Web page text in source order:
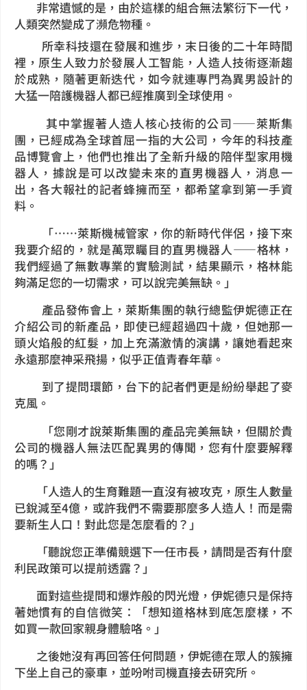
非常遺憾的是，由於這樣的組合無法繁衍下一代，
人類突然變成了瀕危物種。
所幸科技還在發展和進步，末日後的二十年時間
裡，原生人致力於發展人工智能，人造人技術逐漸趨
於成熟，隨著更新迭代，如今就連專門為異男設計的
大猛一陪護機器人都已經推廣到全球使用。
其中掌握著人造人核心技術的公司——萊斯集
團，已經成為全球首屈一指的大公司，今年的科技產
品博覽會上，他們也推出了全新升級的陪伴型家用機
器人，據說是可以改變未來的直男機器人，消息一
出，各大報社的記者蜂擁而至，都希望拿到第一手資
料。
「⋯⋯萊斯機械管家，你的新時代伴侶，接下來
我要介紹的，就是萬眾矚目的直男機器人——格林，
我們經過了無數專業的實驗測試，結果顯示，格林能
夠滿足您的一切需求，可以說完美無缺。」
產品發佈會上，萊斯集團的執行總監伊妮德正在
介紹公司的新產品，即使已經超過四十歲，但她那一
頭火焰般的紅髮，加上充滿激情的演講，讓她看起來
永遠那麼神采飛揚，似乎正值青春年華。
到了提問環節，台下的記者們更是紛紛舉起了麥
克風。
「您剛才說萊斯集團的產品完美無缺，但關於貴
公司的機器人無法匹配異男的傳聞，您有什麼要解釋
的嗎？」
「人造人的生育難題一直沒有被攻克，原生人數量
已銳減至4億，或許我們不需要那麼多人造人！而是需
要新生人口！對此您是怎麼看的？」
「聽說您正準備競選下一任市長，請問是否有什麼
利民政策可以提前透露？」
面對這些提問和爆炸般的閃光燈，伊妮德只是保持
著她慣有的自信微笑：「想知道格林到底怎麼樣，不
如買一款回家親身體驗咯。」
之後她沒有再回答任何問題，伊妮德在眾人的簇擁
下坐上自己的豪車，並吩咐司機直接去研究所。